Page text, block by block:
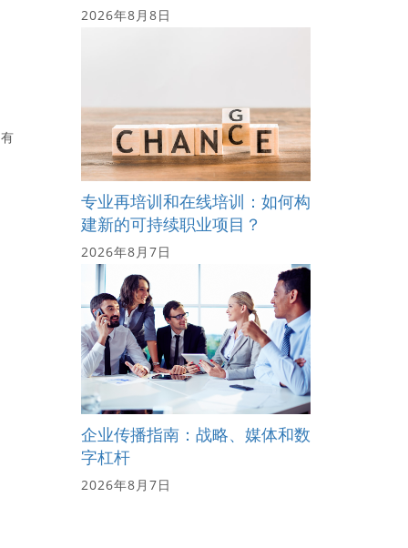
2026年8月8日
专业再培训和在线培训：如何构
建新的可持续职业项目？
2026年8月7日
企业传播指南：战略、媒体和数
字杠杆
2026年8月7日